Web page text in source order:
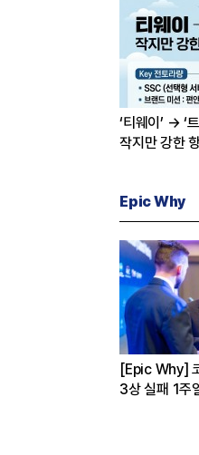
‘티웨이’ → ‘
작지만 강한
Epic Why
아 투자 받은 진짜 이유는